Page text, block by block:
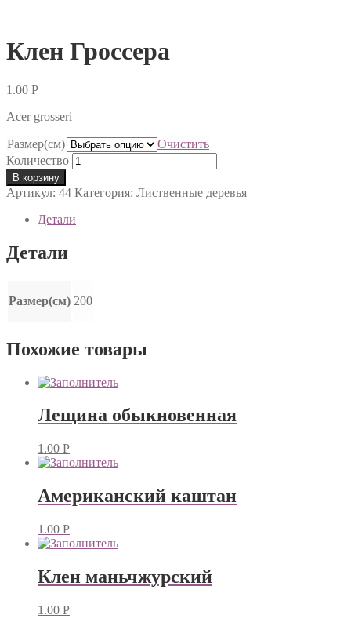
Клен Гроссера
1.00 Р
Acer grosseri
Размер(см)
Очистить
Количество
В корзину
Артикул: 44 Категория: Лиственные деревья
Детали
Детали
Размер(см) 200
Похожие товары
Лещина обыкновенная
1.00 Р
Американский каштан
1.00 Р
Клен маньчжурский
1.00 Р